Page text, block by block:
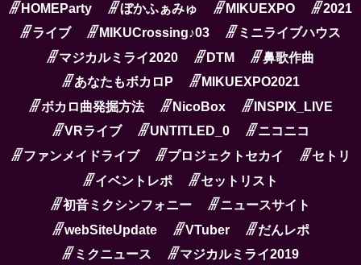
HOMEParty
ぼかふぁみゅ MIKUEXPO
2021
ライブ
MIKUCrossing♪03
ミニライブハウス
マジカルミライ2020
DTM
鼻歌作曲
あなたもボカロP
MIKUEXPO2021
ボカロ曲発掘方法
NicoBox
INSPIX_LIVE
VRライブ
UNTITLED_0
ニコニコ
ファンメイドライブ
プロジェクトセカイ
セトリ
イベントレポ
セットリスト
初音ミクシンフォニー
ニュースサイト
webSiteUpdate
VTuber
だんレポ
ミクニュース
マジカルミライ2019